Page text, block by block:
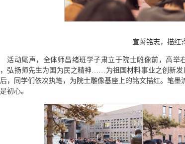
宣誓铭志，描红
活动尾声，全体师昌绪班学子肃立于院士雕像前，高举
弘扬师先生为国为民之精神……为祖国材料事业之创新发
，同学们依次执笔，为院士雕像基座上的铭文描红。笔
初心。